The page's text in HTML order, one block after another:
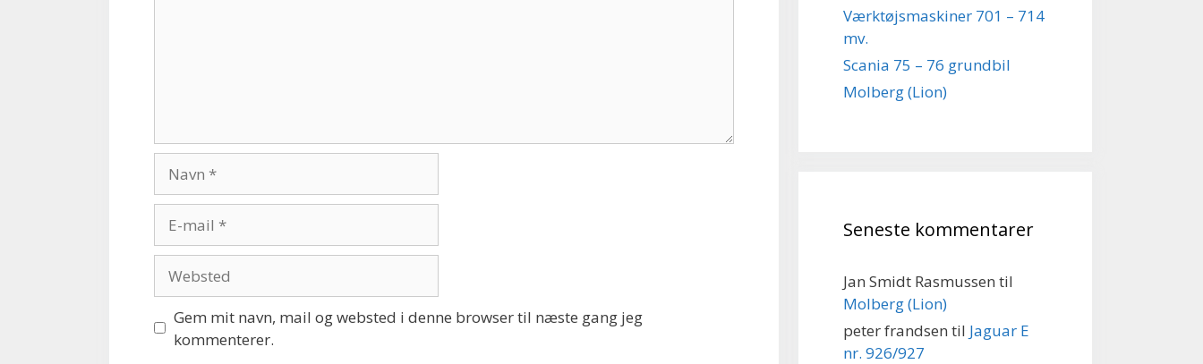
mail
Gem mit navn, mail og websted i denne browser til næste gang jeg
kommenterer.
Værktøjsmaskiner 701 – 714
mv.
Scania 75 – 76 grundbil
Molberg (Lion)
Seneste kommentarer
Jan Smidt Rasmussen til
Molberg (Lion)
peter frandsen til Jaguar E
nr. 926/927